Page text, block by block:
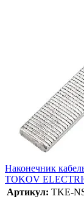
Наконечник
TOKOV
Артикул: TKE-